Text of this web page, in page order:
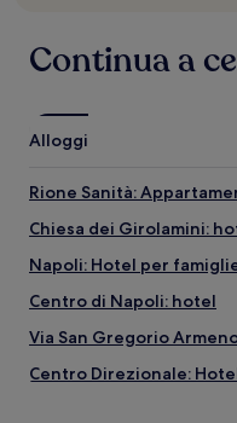
Continua a
Alloggi
Rione Sanità:
Chiesa dei Girolamini:
Napoli: Hotel per
Centro di Napoli: hotel
Via San Gregorio
Centro Direzionale: